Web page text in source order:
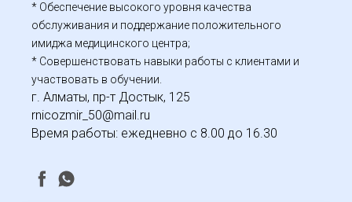
* Обеспечение высокого уровня качества
обслуживания и поддержание положительного
имиджа медицинского центра;
* Совершенствовать навыки работы с клиентами и
участвовать в обучении.
г. Алматы, пр-т Достык, 125
rnicozmir_50@mail.ru
Время работы: ежедневно с 8.00 до 16.30